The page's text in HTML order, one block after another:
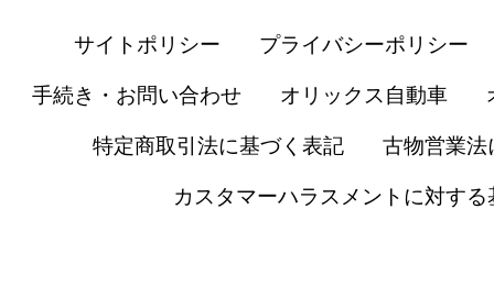
サイトポリシー プライバシーポリシー
手続き・お問い合わせ オリックス自動車
特定商取引法に基づく表記 古物営業法
カスタマーハラスメントに対する